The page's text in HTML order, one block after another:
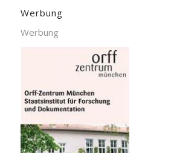
Werbung
Werbung